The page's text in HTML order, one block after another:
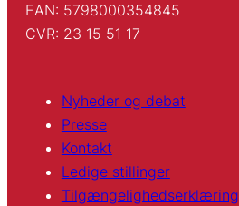
EAN: 5798000354845
CVR: 23 15 51 17
Nyheder og debat
Presse
Kontakt
Ledige stillinger
Tilgængelighedserklæring